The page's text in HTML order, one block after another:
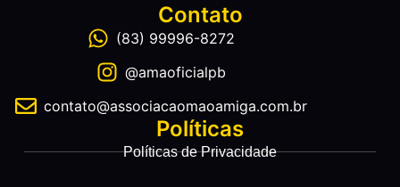
Contato
(83) 99996-8272
@amaoficialpb
contato@associacaomaoamiga.com.br
Políticas
Políticas de Privacidade